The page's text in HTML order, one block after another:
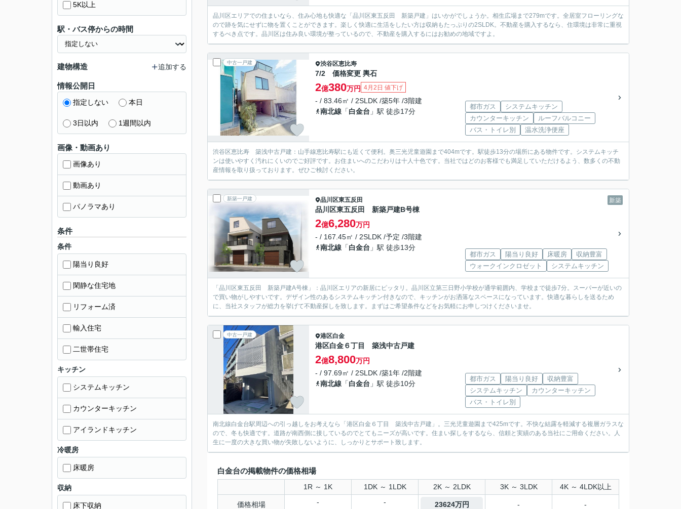
品川区エリアでの住まいなら、住み心地も快適な「品川区東五反田 新築戸建」はいかがでしょうか。相生広場まで279mです。全居室フローリングな
ので跡を気にせずに物を置くことができます。楽しく快適に生活をしたい方は収納もたっぷりの2SLDK。不動産を購入するなら、住環境は非常に重視
するべき点です。品川区は住み良い環境が整っているので、不動産を購入するにはお勧めの地域ですよ。
中古一戸建 渋谷区恵比寿
7/2 価格変更 輿石
2億380万円 4月2日 値下げ
- / 83.46㎡ / 2SLDK /築5年 /3階建
南北線 「白金台 」駅 徒歩17分
都市ガス
システムキッチン
カウンターキッチン
ルーフバルコニー
バス・トイレ別
温水洗浄便座
渋谷区恵比寿 築浅中古戸建：山手線恵比寿駅にも近くて便利。奥三光児童遊園まで404mです。駅徒歩13分の場所にある物件です。システムキッチ
ンは使いやすく汚れにくいのでご好評です。お住まいへのこだわりは十人十色です。当社ではどのお客様でも満足していただけるよう、数多くの不動
産情報を取り扱っております。ぜひご検討ください。
新築一戸建 新築
品川区東五反田
品川区東五反田 新築戸建B号棟
2億6,280万円
- / 167.45㎡ / 2SLDK /予定 /3階建
南北線 「白金台 」駅 徒歩13分
都市ガス 陽当り良好 床暖房
収納豊富
ウォークインクロゼット
システムキッチン
「品川区東五反田 新築戸建A号棟」：品川区エリアの新居にピッタリ。品川区立第三日野小学校が通学範囲内、学校まで徒歩7分。スーパーが近いの
で買い物がしやすいです。デザイン性のあるシステムキッチン付きなので、キッチンがお洒落なスペースになっています。快適な暮らしを送るため
に、当社スタッフが総力を挙げて不動産探しを致します。まずはご希望条件などをお気軽にお申しつけくださいませ。
中古一戸建 港区白金
港区白金６丁目 築浅中古戸建
2億8,800万円
- / 97.69㎡ / 2SLDK /築1年 /2階建
南北線 「白金台 」駅 徒歩10分
都市ガス 陽当り良好
収納豊富
システムキッチン
カウンターキッチン
バス・トイレ別
南北線白金台駅周辺への引っ越しをお考えなら「港区白金６丁目 築浅中古戸建」。三光児童遊園まで425mです。不快な結露を軽減する複層ガラスな
ので、冬も快適です。道路が南西側に接しているのでとてもニーズが高いです。住まい探しをするなら、信頼と実績のある当社にご用命ください。人
生に一度の大きな買い物が失敗しないように、しっかりとサポート致します。
白金台の掲載物件の価格相場
1R ～ 1K 1DK ～ 1LDK 2K ～ 2LDK 3K ～ 3LDK 4K ～ 4LDK以上
価格相場 - - 23624万円 - -
5K以上
駅・バス停からの時間
建物構造 追加する
情報公開日
指定しない 本日
3日以内 1週間以内
画像・動画あり
画像あり
動画あり
パノラマあり
条件
条件
陽当り良好
閑静な住宅地
リフォーム済
輸入住宅
二世帯住宅
キッチン
システムキッチン
カウンターキッチン
アイランドキッチン
冷暖房
床暖房
収納
床下収納